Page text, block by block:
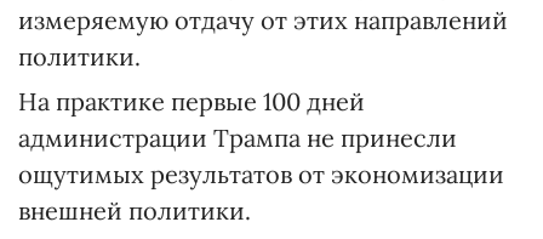
измеряемую отдачу от этих направлений
политики.
На практике первые 100 дней
администрации Трампа не принесли
ощутимых результатов от экономизации
внешней политики.